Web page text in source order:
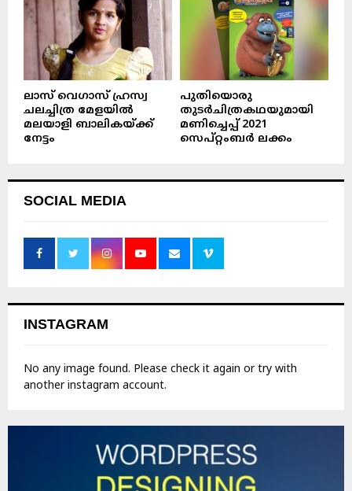
ലാസ് വെഗാസ് ഹ്രസ്വ
ചലച്ചിത്ര മേളയിൽ
മലയാളി ബാലികയ്ക്ക്
നേട്ടം
പുതിയൊരു
തുടർചിത്രകഥയുമായി
മണിച്ചെപ്പ് 2021
സെപ്റ്റംബർ ലക്കം
SOCIAL MEDIA
INSTAGRAM
No any image found. Please check it again or try with
another instagram account.